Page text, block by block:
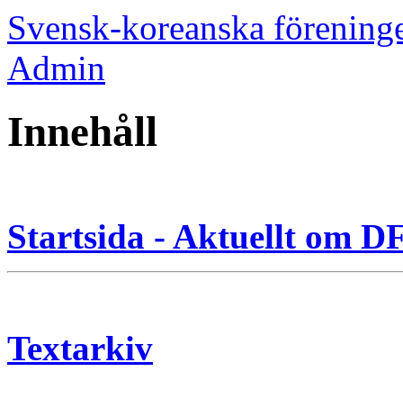
Svensk-koreanska
Admin
Innehåll
Startsida - Aktuellt om
Textarkiv